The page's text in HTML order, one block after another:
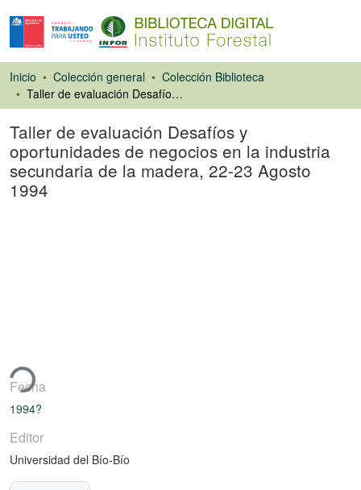
Inicio Colección general
Colección Biblioteca
Taller de evaluación Desafíos y oportunidades de negocios en la industria secundaria de la madera, 22-23 Agosto 1994
Taller de evaluación Desafíos y
oportunidades de negocios en la industria
secundaria de la madera, 22-23 Agosto
1994
Fecha
1994?
Editor
Universidad del Bío-Bío